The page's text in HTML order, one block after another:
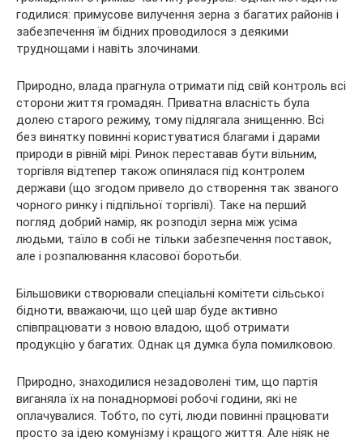
годилися: примусове вилучення зерна з багатих районів і
забезпечення їм бідних проводилося з деякими
труднощами і навіть злочинами.
Природно, влада прагнула отримати під свій контроль всі
сторони життя громадян. Приватна власність була
долею старого режиму, тому підлягала знищенню. Всі
без винятку повинні користуватися благами і дарами
природи в рівній мірі. Ринок переставав бути вільним,
торгівля відтепер також опинялася під контролем
держави (що згодом привело до створення так званого
чорного ринку і підпільної торгівлі). Таке на перший
погляд добрий намір, як розподіл зерна між усіма
людьми, таїло в собі не тільки забезпечення поставок,
але і розпалювання класової боротьби.
Більшовики створювали спеціальні комітети сільської
бідноти, вважаючи, що цей шар буде активно
співпрацювати з новою владою, щоб отримати
продукцію у багатих. Однак ця думка була помилковою.
Природно, знаходилися незадоволені тим, що партія
виганяла їх на понаднормові робочі години, які не
оплачувалися. Тобто, по суті, люди повинні працювати
просто за ідею комунізму і кращого життя. Але ніяк не